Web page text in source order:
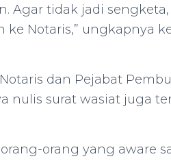
Agar tidak jadi
ke Notaris,” ungkapnya
dan Pejabat
nulis surat wasiat juga
orang yang aware